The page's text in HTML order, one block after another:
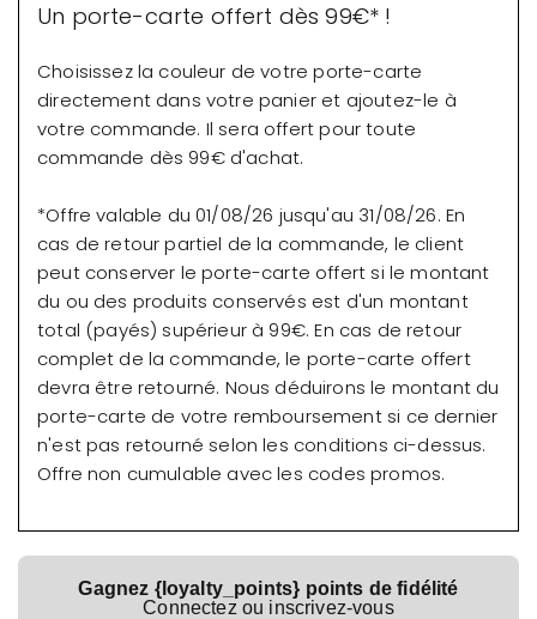
Un porte-carte offert dès 99€* !
Choisissez la couleur de votre porte-carte
directement dans votre panier et ajoutez-le à
votre commande. Il sera offert pour toute
commande dès 99€ d'achat.
*Offre valable du 01/08/26 jusqu'au 31/08/26. En
cas de retour partiel de la commande, le client
peut conserver le porte-carte offert si le montant
du ou des produits conservés est d'un montant
total (payés) supérieur à 99€. En cas de retour
complet de la commande, le porte-carte offert
devra être retourné. Nous déduirons le montant du
porte-carte de votre remboursement si ce dernier
n'est pas retourné selon les conditions ci-dessus.
Offre non cumulable avec les codes promos.
Gagnez {loyalty_points} points de fidélité
Connectez ou inscrivez-vous